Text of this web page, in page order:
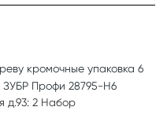
кромочные упаковка 6
ЗУБР Профи 28795-H6
д.93: 2 Набор